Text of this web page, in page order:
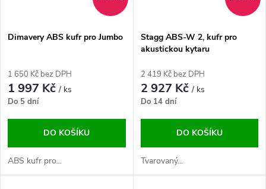
Dimavery ABS kufr pro Jumbo
1 650 Kč bez DPH
1 997 Kč/ ks
Do 5 dní
DO KOŠÍKU
ABS kufr pro...
Stagg ABS-W 2, kufr pro
akustickou kytaru
2 419 Kč bez DPH
2 927 Kč/ ks
Do 14 dní
DO KOŠÍKU
Tvarovaný...